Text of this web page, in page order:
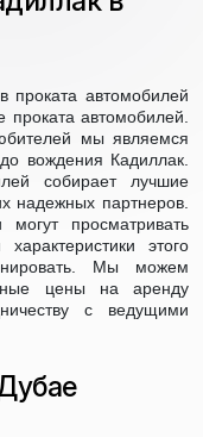
автомобилей
автомобилей.
мы являемся
вождения Кадиллак.
собирает лучшие
надежных партнеров.
просматривать
этого
Мы можем
цены на аренду
с ведущими